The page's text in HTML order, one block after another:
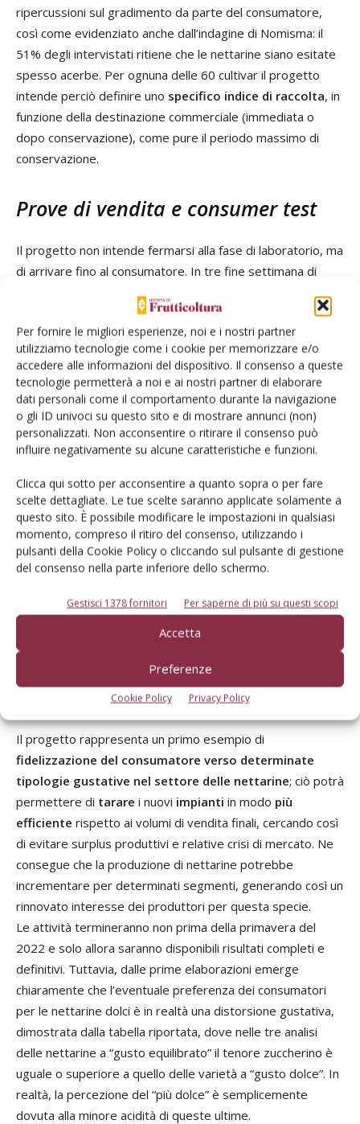
Per fornire le migliori esperienze, noi e i nostri partner
utilizziamo tecnologie come i cookie per memorizzare e/o
accedere alle informazioni del dispositivo. Il consenso a queste
tecnologie permetterà a noi e ai nostri partner di elaborare
dati personali come il comportamento durante la navigazione
o gli ID univoci su questo sito e di mostrare annunci (non)
personalizzati. Non acconsentire o ritirare il consenso può
influire negativamente su alcune caratteristiche e funzioni.
Clicca qui sotto per acconsentire a quanto sopra o per fare
scelte dettagliate. Le tue scelte saranno applicate solamente a
questo sito. È possibile modificare le impostazioni in qualsiasi
momento, compreso il ritiro del consenso, utilizzando i
pulsanti della Cookie Policy o cliccando sul pulsante di gestione
del consenso nella parte inferiore dello schermo.
Gestisci 1378 fornitori Per saperne di più su questi scopi
Accetta
Preferenze
Cookie Policy Privacy Policy
ripercussioni sul gradimento da parte del consumatore,
così come evidenziato anche dall’indagine di Nomisma: il
51% degli intervistati ritiene che le nettarine siano esitate
spesso acerbe. Per ognuna delle 60 cultivar il progetto
intende perciò definire uno specifico indice di raccolta, in
funzione della destinazione commerciale (immediata o
dopo conservazione), come pure il periodo massimo di
conservazione.
Prove di vendita e consumer test
Il progetto non intende fermarsi alla fase di laboratorio, ma
di arrivare fino al consumatore. In tre fine settimana di
luglio, in 3 punti vendita della GDO (Ipercoop “Lungo Savio”
e Superstore “Famila” a Cesena, e Conad Superstore “La
Filanda” a Faenza), nonché presso il negozio di alimentari
“Alberto” a Bologna, sarà allestito uno spazio adeguato ed
evidenziato con apposito materiale illustrativo per
presentare alla vendita separatamente le due linee di
nettarine, classificate per gusto: “dolce” con bassa acidità;
“classico”, equilibrato e leggermente acidulo.
In contemporanea con la vendita nel Superstore Conad,
Astra realizzerà un consumer test per verificare se il
consumatore medio sia in grado di percepire la differenza
tra le due linee gustative proposte, nonché il grado di
accettazione di ciascuna. Un secondo “consumer” test sarà
effettuato da Alimos su alunni dei centri estivi. I dati raccolti
definire il livello di gradimento al consumo per ciascuna
delle due linee gustative e per verificare la fattibilità della
loro presentazione e vendita in forma distinta.
Fidelizzare il consumatore
Il progetto rappresenta un primo esempio di
fidelizzazione del consumatore verso determinate
tipologie gustative nel settore delle nettarine; ciò potrà
permettere di tarare i nuovi impianti in modo più
efficiente rispetto ai volumi di vendita finali, cercando così
di evitare surplus produttivi e relative crisi di mercato. Ne
consegue che la produzione di nettarine potrebbe
incrementare per determinati segmenti, generando così un
rinnovato interesse dei produttori per questa specie.
Le attività termineranno non prima della primavera del
2022 e solo allora saranno disponibili risultati completi e
definitivi. Tuttavia, dalle prime elaborazioni emerge
chiaramente che l’eventuale preferenza dei consumatori
per le nettarine dolci è in realtà una distorsione gustativa,
dimostrata dalla tabella riportata, dove nelle tre analisi
delle nettarine a “gusto equilibrato” il tenore zuccherino è
uguale o superiore a quello delle varietà a “gusto dolce”. In
realtà, la percezione del “più dolce” è semplicemente
dovuta alla minore acidità di queste ultime.